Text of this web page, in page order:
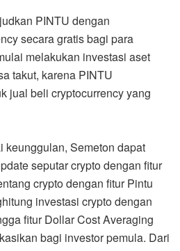
PINTU dengan
secara gratis bagi para
melakukan investasi aset
takut, karena PINTU
jual beli cryptocurrency yang
keunggulan, Semeton dapat
seputar crypto dengan fitur
crypto dengan fitur Pintu
investasi crypto dengan
fitur Dollar Cost Averaging
bagi investor pemula. Dari